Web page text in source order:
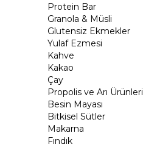
Protein Bar
Granola & Müsli
Glutensiz Ekmekler
Yulaf Ezmesi
Kahve
Kakao
Çay
Propolis ve Arı Ürünleri
Besin Mayası
Bitkisel Sütler
Makarna
Fındık